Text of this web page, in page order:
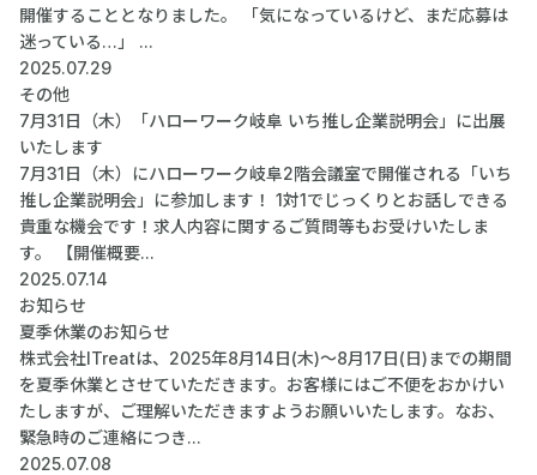
開催することとなりました。 「気になっているけど、まだ応募は
迷っている…」 ...
2025.07.29
その他
7月31日（木）「ハローワーク岐阜 いち推し企業説明会」に出展
いたします
7月31日（木）にハローワーク岐阜2階会議室で開催される「いち
推し企業説明会」に参加します！ 1対1でじっくりとお話しできる
貴重な機会です！求人内容に関するご質問等もお受けいたしま
す。 【開催概要...
2025.07.14
お知らせ
夏季休業のお知らせ
株式会社ITreatは、2025年8月14日(木)～8月17日(日)までの期間
を夏季休業とさせていただきます。お客様にはご不便をおかけい
たしますが、ご理解いただきますようお願いいたします。なお、
緊急時のご連絡につき...
2025.07.08